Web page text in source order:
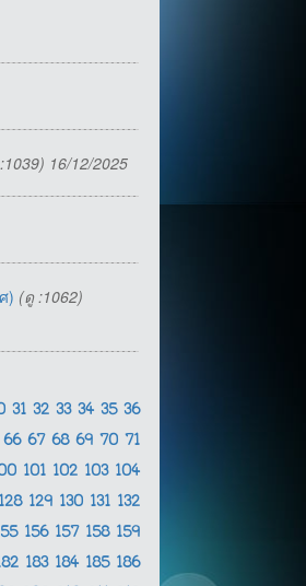
16/12/2025
) (ดู :1062)
31 32 33 34 35 36
66 67 68 69 70 71
101 102 103 104
128 129 130 131 132
156 157 158 159
183 184 185 186